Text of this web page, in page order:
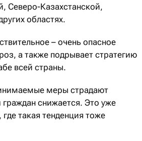
Северо-Казахстанской,
областях.
– очень опасное
а также подрывает стратегию
всей страны.
меры страдают
снижается. Это уже
такая тенденция тоже